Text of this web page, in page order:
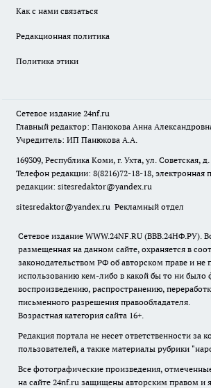
Как с нами связаться
Редакционная политика
Политика этики
Сетевое издание 24nf.ru
Главный редактор: Панюкова Анна
Учредитель: ИП Панюкова А.А.
169309, Республика Коми, г. Ухта, ул. Советская,
Телефон редакции: 8(8216)72-18-18, электронная
редакции: sitesredaktor@yandex.ru
sitesredaktor@yandex.ru Рекламный отдел
Сетевое издание WWW.24NF.RU (ВВВ.24НФ.РУ).
размещенная на данном сайте, охраняется в
законодательством РФ об авторском праве и не
использованию кем-либо в какой бы то ни было
воспроизведению, распространению,
письменного разрешения правообладателя.
Возрастная категория сайта 16+.
Редакция портала не несет ответственности за
пользователей, а также материалы рубрики
Все фотографические произведения,
на сайте 24nf.ru защищены авторским правом и